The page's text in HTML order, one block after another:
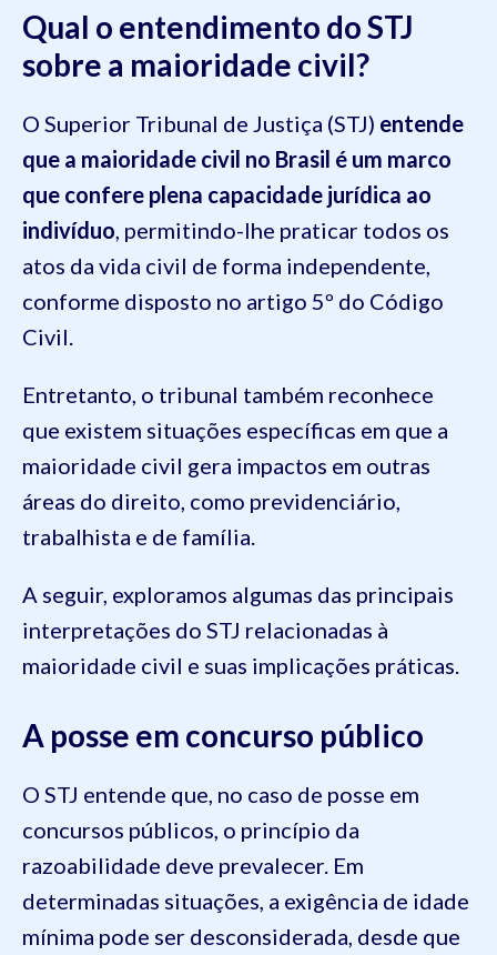
Qual o entendimento do STJ
sobre a maioridade civil?
O Superior Tribunal de Justiça (STJ) entende
que a maioridade civil no Brasil é um marco
que confere plena capacidade jurídica ao
indivíduo , permitindo-lhe praticar todos os
atos da vida civil de forma independente,
conforme disposto no artigo 5º do Código
Civil.
Entretanto, o tribunal também reconhece
que existem situações específicas em que a
maioridade civil gera impactos em outras
áreas do direito, como previdenciário,
trabalhista e de família.
A seguir, exploramos algumas das principais
interpretações do STJ relacionadas à
maioridade civil e suas implicações práticas.
A posse em concurso público
O STJ entende que, no caso de posse em
concursos públicos, o princípio da
razoabilidade deve prevalecer. Em
determinadas situações, a exigência de idade
mínima pode ser desconsiderada, desde que